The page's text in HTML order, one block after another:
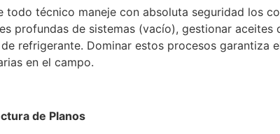
técnico maneje con absoluta seguridad los
profundas de sistemas (vacío), gestionar
refrigerante. Dominar estos procesos garantiza
en el campo.
de Planos